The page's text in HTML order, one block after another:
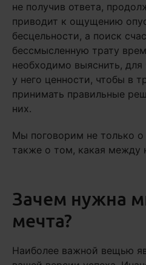
не получив ответа,
приводит к ощущению
бесцельности, а поиск
бессмысленную трату
необходимо выяснить,
у него ценности, чтобы в
принимать правильные
них.
Мы поговорим не только
также о том, какая между
Зачем нужна
мечта?
Наиболее важной вещью